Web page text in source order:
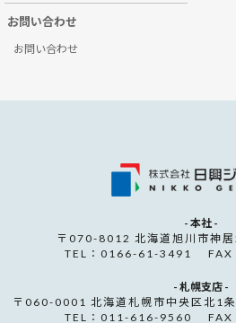
お問い合わせ
お問い合わせ
- 本社 -
〒070-8012 北海道旭川市神
TEL：0166-61-3491 FAX
- 札幌支店 -
〒060-0001 北海道札幌市中央区北1
TEL：011-616-9560 FAX